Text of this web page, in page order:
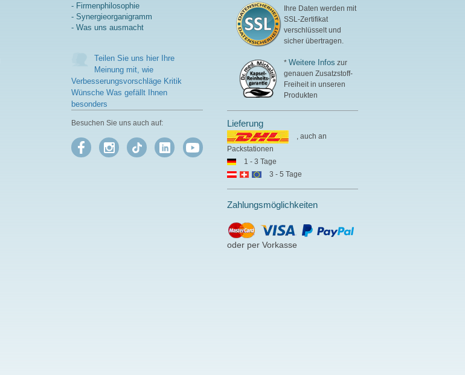
- Firmenphilosophie
- Synergieorganigramm
- Was uns ausmacht
Teilen Sie uns hier Ihre
Meinung mit, wie
Verbesserungsvorschläge Kritik
Wünsche Was gefällt Ihnen
besonders
Besuchen Sie uns auch auf:
Ihre Daten werden mit
SSL-Zertifikat
verschlüsselt und
sicher übertragen.
*Weitere Infos zur
genauen Zusatzstoff-
Freiheit in unseren
Produkten
Lieferung
, auch an
Packstationen
1 - 3 Tage
3 - 5 Tage
Zahlungsmöglichkeiten
oder per Vorkasse